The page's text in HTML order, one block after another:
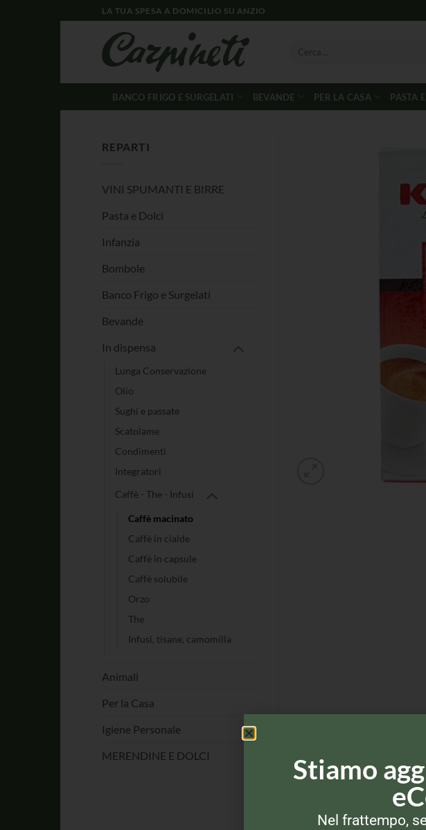
LA TUA SPESA A DOMICILIO SU ANZIO
BANCO FRIGO E SURGELATI BEVANDE PER LA CASA PASTA
REPARTI
VINI SPUMANTI E BIRRE
Pasta e Dolci
Infanzia
Bombole
Banco Frigo e Surgelati
Bevande
In dispensa
Lunga Conservazione
Olio
Sughi e passate
Scatolame
Condimenti
Integratori
Caffè - The - Infusi
Caffè macinato
Caffè in cialde
Caffè in capsule
Caffè solubile
Orzo
The
Infusi, tisane, camomilla
Animali
Per la Casa
Igiene Personale
MERENDINE E DOLCI
Stiamo
Nel frattempo,